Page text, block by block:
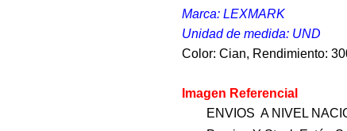
Marca: LEXMARK
Unidad de medida: UND
Color: Cian, Rendimiento:
Imagen Referencial
ENVIOS A NIVEL